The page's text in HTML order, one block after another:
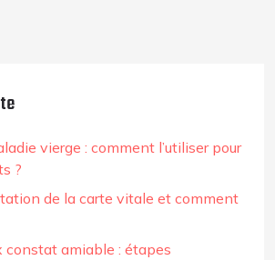
vierge : comment l’utiliser pour
?
de la carte vitale et comment
constat amiable : étapes